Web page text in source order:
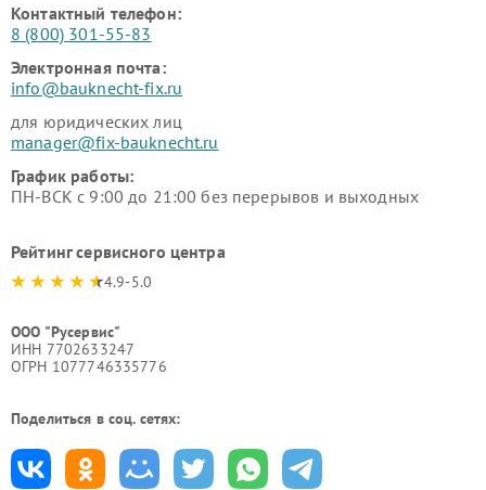
Контактный телефон:
8 (800) 301-55-83
Электронная почта:
info@bauknecht-fix.ru
для юридических лиц
manager@fix-bauknecht.ru
График работы:
ПН-ВСК с 9:00 до 21:00 без перерывов и выходных
Рейтинг сервисного центра
4.9-5.0
ООО "Русервис"
ИНН 7702633247
ОГРН 1077746335776
Поделиться в соц. сетях: